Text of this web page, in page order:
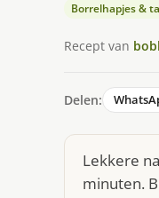
Borrelhapjes &
Recept van
Delen:
Lekkere
minuten.